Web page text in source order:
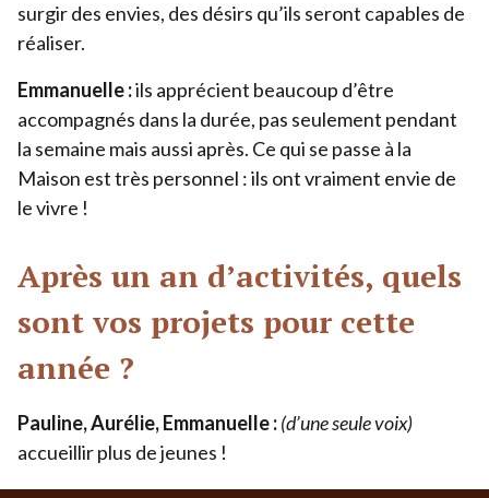
surgir des envies, des désirs qu’ils seront capables de
réaliser.
Emmanuelle :ils apprécient beaucoup d’être
accompagnés dans la durée, pas seulement pendant
la semaine mais aussi après. Ce qui se passe à la
Maison est très personnel : ils ont vraiment envie de
le vivre !
Après un an d’activités, quels
sont vos projets pour cette
année ?
Pauline, Aurélie, Emmanuelle :(d’une seule voix)
accueillir plus de jeunes !